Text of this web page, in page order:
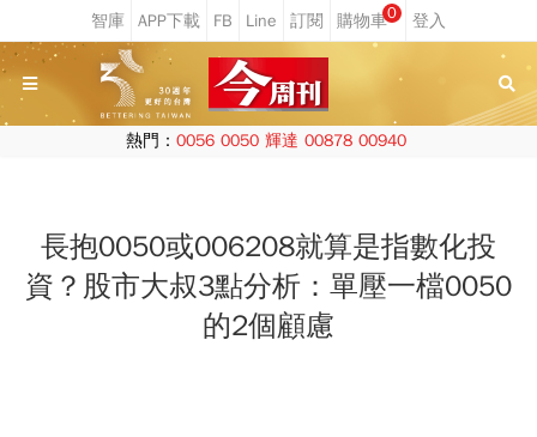
0
熱門： 0056 0050 輝達 00878 00940
長抱0050或006208就算是指數化投
資？股市大叔3點分析：單壓一檔0050
的2個顧慮